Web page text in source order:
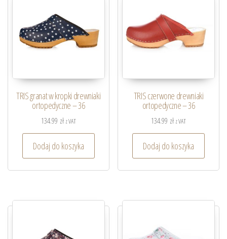
TRIS granat w kropki drewniaki
ortopedyczne – 36
134.99 zł z VAT
Dodaj do koszyka
TRIS czerwone drewniaki
ortopedyczne – 36
134.99 zł z VAT
Dodaj do koszyka